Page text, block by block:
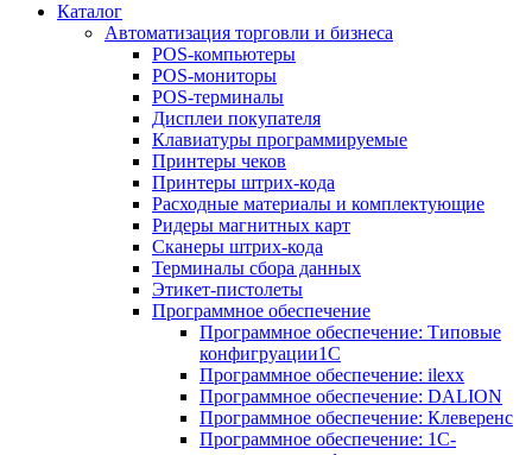
Каталог
Автоматизация торговли и бизнеса
POS-компьютеры
POS-мониторы
POS-терминалы
Дисплеи покупателя
Клавиатуры программируемые
Принтеры чеков
Принтеры штрих-кода
Расходные материалы и комплектующие
Ридеры магнитных карт
Сканеры штрих-кода
Терминалы сбора данных
Этикет-пистолеты
Программное обеспечение
Программное обеспечение: Типовые
конфигруации1С
Программное обеспечение: ilexx
Программное обеспечение: DALION
Программное обеспечение: Клеверенс
Программное обеспечение: 1С-